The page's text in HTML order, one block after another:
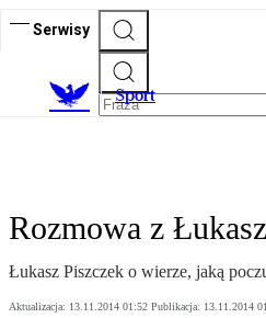
Serwisy
Sport
Rozmowa z
Łukasz Piszczek o wierze, jaką
Aktualizacja: 13.11.2014 01:52 Publikacja: 13.11.2014